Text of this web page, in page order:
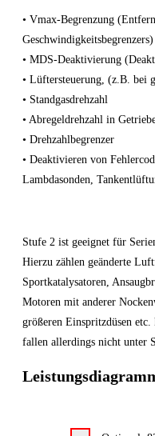
• Vmax-Begrenzung
Geschwindigkeitsbegrenzers)
• MDS-Deaktivierung
• Lüftersteuerung, (z.B. bei
• Standgasdrehzahl
• Abregeldrehzahl in
• Drehzahlbegrenzer
• Deaktivieren von
Lambdasonden,
Stufe 2 ist geeignet für
Hierzu zählen geänderte
Sportkatalysatoren,
Motoren mit anderer
größeren Einspritzdüsen etc.
fallen allerdings nicht unter